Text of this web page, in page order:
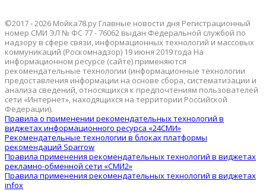
©2017 - 2026 Мойка78.ру Главные новости дня Регистрационный
номер СМИ ЭЛ № ФС 77 - 76062 выдан Федеральной службой по
надзору в сфере связи, информационных технологий и массовых
коммуникаций (Роскомнадзор) 19 июня 2019 года На
информационном ресурсе (сайте) применяются
рекомендательные технологии (информационные технологии
предоставления информации на основе сбора, систематизации и
анализа сведений, относящихся к предпочтениям пользователей
сети «Интернет», находящихся на территории Российской
Федерации).
Правила о применении рекомендательных технологий в
виджетах информационного ресурса «24СМИ»
Рекомендательные технологии в блоках платформы
рекомендаций Sparrow
Правила применения рекомендательных технологий в виджетах
рекламно-обменной сети «СМИ2»
Правила применения рекомендательных технологий в виджетах
infox